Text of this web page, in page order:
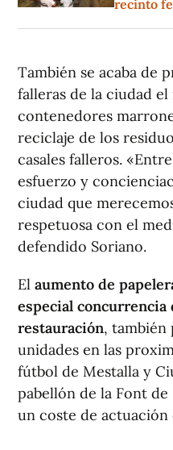
recinto
También se acaba de
falleras de la ciudad
contenedores
reciclaje de los
casales falleros.
esfuerzo y
ciudad que
respetuosa con el
defendido Soriano.
El aumento de
especial concurrencia
restauración,
unidades en las
fútbol de Mestalla y
pabellón de la Font
un coste de actuación